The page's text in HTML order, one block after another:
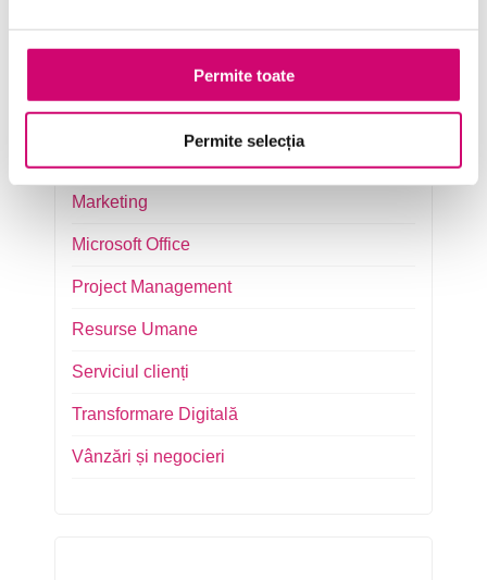
Permite toate
Permite selecția
Dezvoltare personală și profesională
Limba Engleză
Marketing
Microsoft Office
Project Management
Resurse Umane
Serviciul clienți
Transformare Digitală
Vânzări și negocieri